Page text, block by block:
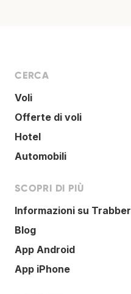
CERCA
Voli
Offerte di voli
Hotel
Automobili
SCOPRI DI PIÙ
Informazioni su Trabber
Blog
App Android
App iPhone